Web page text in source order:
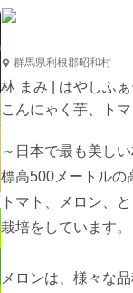
群馬県利根郡昭和村
林 まみ | はやしふ
こんにゃく芋、ト
～日本で最も美し
標高500メートルの
トマト、メロン、
栽培をしています。
メロンは、様々な